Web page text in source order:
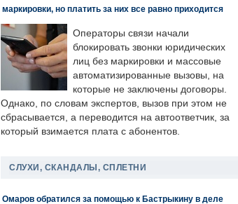
маркировки, но платить за них все равно приходится
Операторы связи начали
блокировать звонки юридических
лиц без маркировки и массовые
автоматизированные вызовы, на
которые не заключены договоры.
Однако, по словам экспертов, вызов при этом не
сбрасывается, а переводится на автоответчик, за
который взимается плата с абонентов.
СЛУХИ, СКАНДАЛЫ, СПЛЕТНИ
Омаров обратился за помощью к Бастрыкину в деле